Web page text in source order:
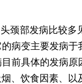
颈部发病比较
病变主要发病
前具体的发病
、饮食因素、以